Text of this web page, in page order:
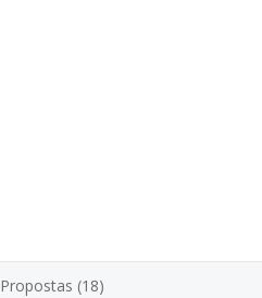
Propostas (18)